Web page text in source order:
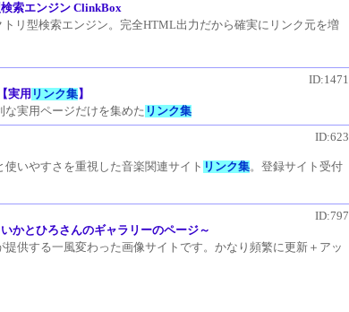
索エンジン ClinkBox
トリ型検索エンジン。完全HTML出力だから確実にリンク元を増
ID:1471
実用 リンク集】
な実用ページだけを集めた リンク集
ID:623
使いやすさを重視した音楽関連サイト リンク集。登録サイト受付
ID:797
かとひろさんのギャラリーのページ～
提供する一風変わった画像サイトです。かなり頻繁に更新＋アッ